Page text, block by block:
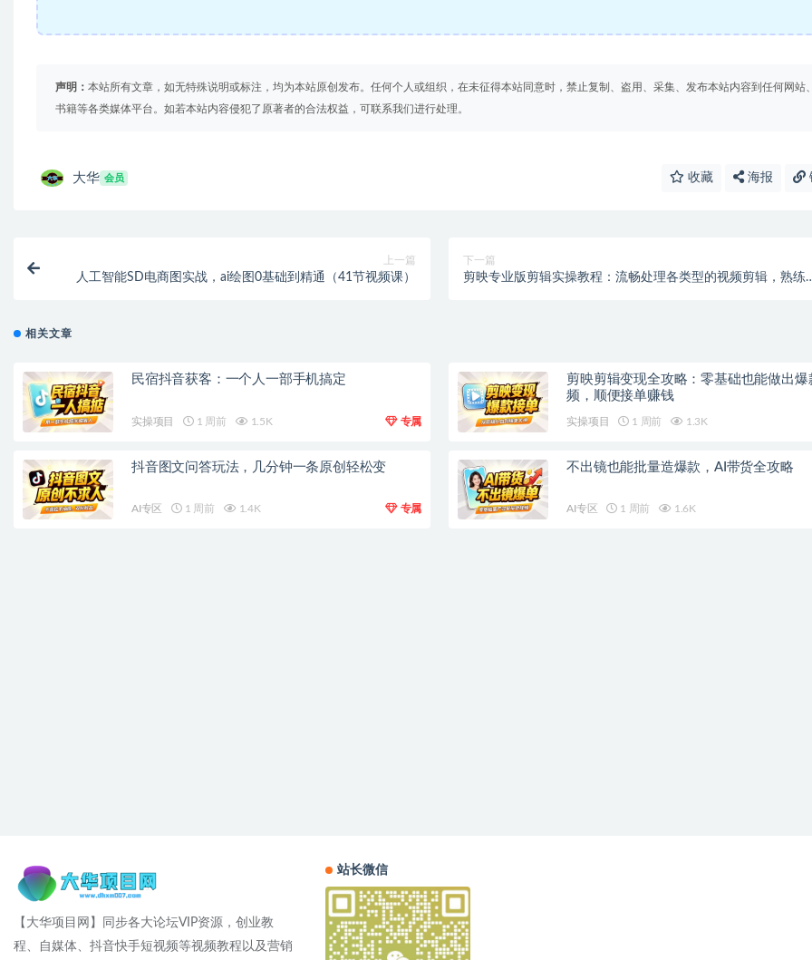
声明： 本站所有文章，如无特殊说明或标注，均为本站原创发布。任何个人或组织，在未征得本站同意时，禁止复制、盗用、采集、发布本站内容到任何网站
书籍等各类媒体平台。如若本站内容侵犯了原著者的合法权益，可联系我们进行处理。
大华 会员 收藏 海报
上一篇
人工智能SD电商图实战，ai绘图0基础到精通（41节视频课）
下一篇
剪映专业版剪辑实操教程：流畅处理各类型的视频剪辑，熟练
相关文章
民宿抖音获客：一个人一部手机搞定
实操项目 1 周前 1.5K 专属
剪映剪辑变现全攻略：零基础也能做出爆
频，顺便接单赚钱
实操项目 1 周前 1.3K
抖音图文问答玩法，几分钟一条原创轻松变
AI专区 1 周前 1.4K 专属
不出镜也能批量造爆款，AI带货全攻略
AI专区 1 周前 1.6K
【大华项目网】同步各大论坛VIP资源，创业教
程、自媒体、抖音快手短视频等视频教程以及营销
站长微信